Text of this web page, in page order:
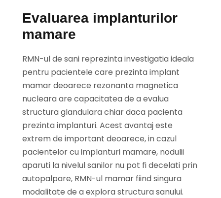
Evaluarea implanturilor
mamare
RMN-ul de sani reprezinta investigatia ideala
pentru pacientele care prezinta implant
mamar deoarece rezonanta magnetica
nucleara are capacitatea de a evalua
structura glandulara chiar daca pacienta
prezinta implanturi. Acest avantaj este
extrem de important deoarece, in cazul
pacientelor cu implanturi mamare, nodulii
aparuti la nivelul sanilor nu pot fi decelati prin
autopalpare, RMN-ul mamar fiind singura
modalitate de a explora structura sanului.